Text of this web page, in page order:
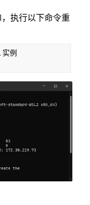
，执行以下命令重
实例